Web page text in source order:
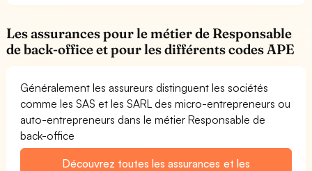
Les assurances pour le métier de Responsable
de back-office et pour les différents codes APE
Généralement les assureurs distinguent les sociétés
comme les SAS et les SARL des micro-entrepreneurs ou
auto-entrepreneurs dans le métier Responsable de
back-office
Découvrez toutes les assurances et les